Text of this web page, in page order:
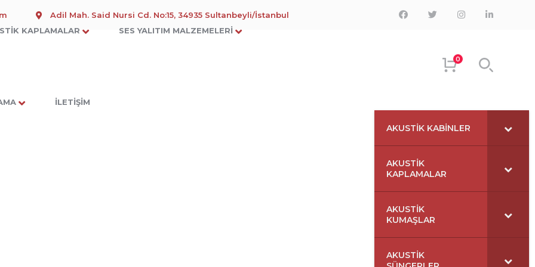
Adil Mah. Said Nursi Cd. No:15, 34935 Sultanbeyli/İstanbul
FacebookTwitterInstagramLinkedIn
KAPLAMALAR SES YALITIM MALZEMELERI
İLETIŞIM
0
AKUSTIK KABINLER
AKUSTIK
KAPLAMALAR
AKUSTIK
KUMAŞLAR
AKUSTIK